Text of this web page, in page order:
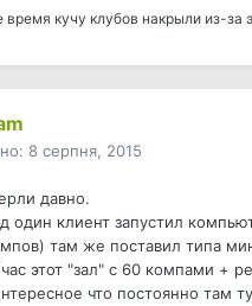
время кучу клубов накрыли из-за
8 серпня, 2015
давно.
один клиент запустил
там же поставил типа
этот "зал" с 60 компами +
что постоянно там